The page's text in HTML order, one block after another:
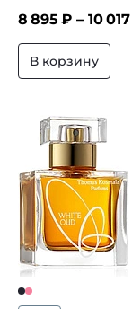
8 895 ₽ – 10 017
В корзину